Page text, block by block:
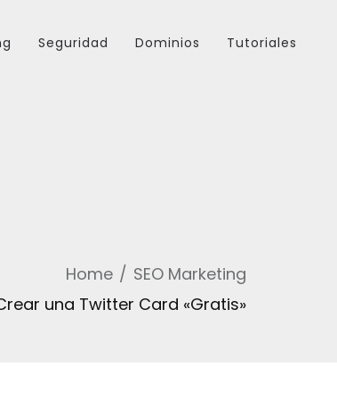
Seguridad Dominios Tutoriales
Home
SEO Marketing
una Twitter Card «Gratis»